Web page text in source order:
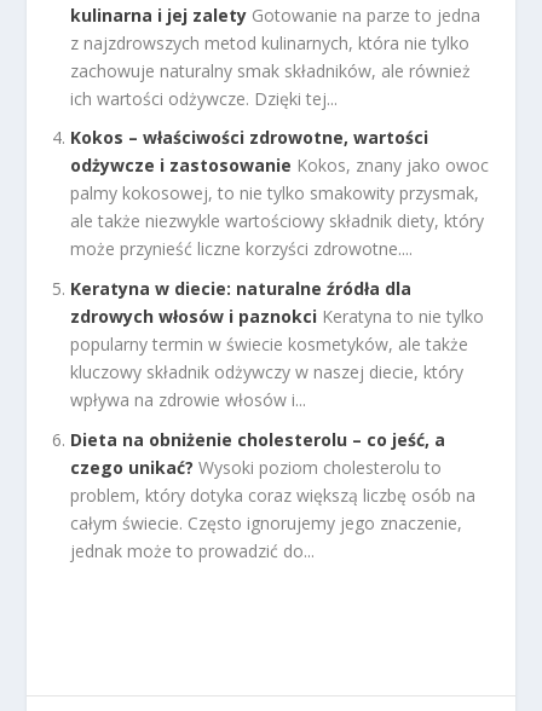
kulinarna i jej zalety Gotowanie na parze to jedna
z najzdrowszych metod kulinarnych, która nie tylko
zachowuje naturalny smak składników, ale również
ich wartości odżywcze. Dzięki tej...
Kokos – właściwości zdrowotne, wartości
odżywcze i zastosowanie Kokos, znany jako owoc
palmy kokosowej, to nie tylko smakowity przysmak,
ale także niezwykle wartościowy składnik diety, który
może przynieść liczne korzyści zdrowotne....
Keratyna w diecie: naturalne źródła dla
zdrowych włosów i paznokci Keratyna to nie tylko
popularny termin w świecie kosmetyków, ale także
kluczowy składnik odżywczy w naszej diecie, który
wpływa na zdrowie włosów i...
Dieta na obniżenie cholesterolu – co jeść, a
czego unikać? Wysoki poziom cholesterolu to
problem, który dotyka coraz większą liczbę osób na
całym świecie. Często ignorujemy jego znaczenie,
jednak może to prowadzić do...